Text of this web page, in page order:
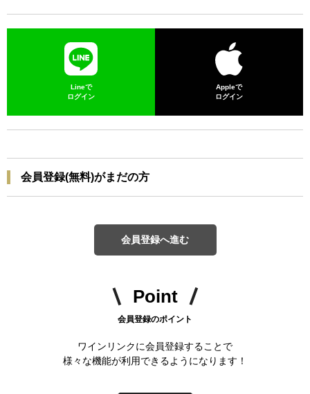
Lineで
ログイン
Appleで
ログイン
会員登録(無料)がまだの方
会員登録へ進む
Point
会員登録のポイント
ワインリンクに会員登録することで
様々な機能が利用できるようになります！